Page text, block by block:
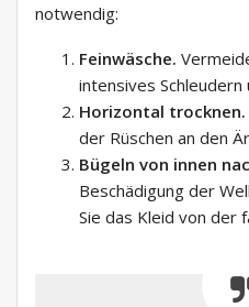
notwendig:
Feinwäsche.
intensives
Horizontal trocknen.
der Rüschen an den
Bügeln von innen
Beschädigung der
Sie das Kleid von der